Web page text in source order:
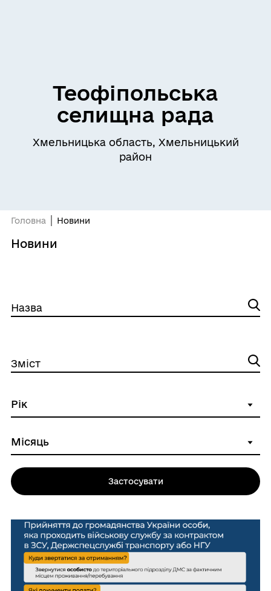
Теофіпольська
селищна рада
Хмельницька область, Хмельницький
район
Головна Новини
Новини
Назва
Зміст
Застосувати